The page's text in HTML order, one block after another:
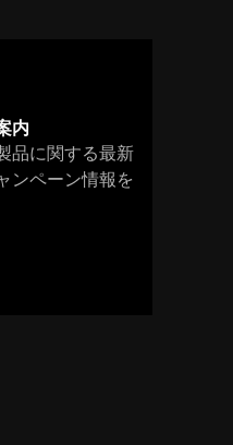
内
品に関する最新
ンペーン情報を